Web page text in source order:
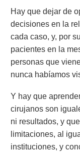
Hay que dejar de
decisiones en la
cada caso, y, por
pacientes en la
personas que
nunca habíamos
Y hay que
cirujanos son
ni resultados, y
limitaciones, al
instituciones, y